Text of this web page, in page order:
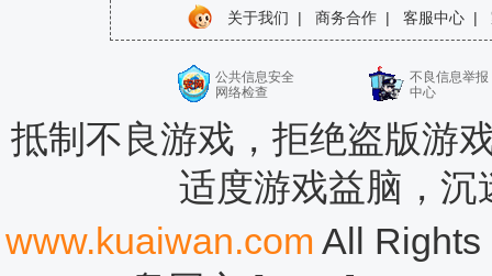
关于我们 | 商务合作 | 客服中心 |
公共信息安全
网络检查
不良信息举报
中心
抵制不良游戏，拒绝盗版游
适度游戏益脑，沉
www.kuaiwan.com All Rights